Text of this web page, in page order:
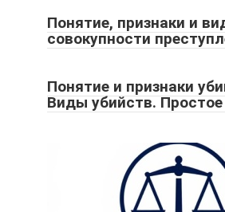
Понятие, признаки и
совокупности
Понятие и признаки
Виды убийств.